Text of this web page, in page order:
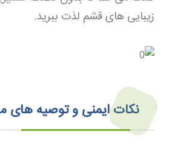
زیبایی‌ های قشم لذت ببرید.
نکات ایمنی و توصیه‌ های